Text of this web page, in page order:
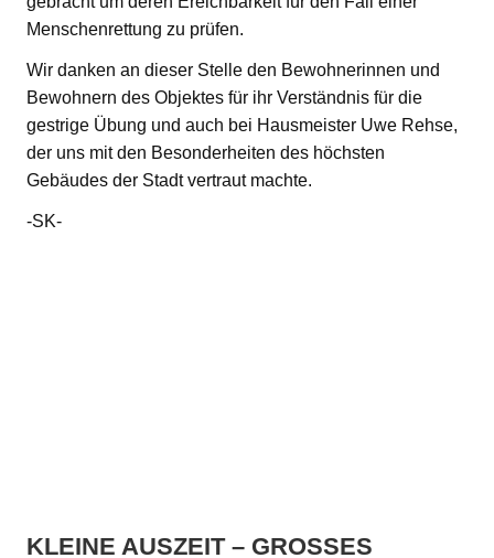
Menschenrettung zu prüfen.
Wir danken an dieser Stelle den Bewohnerinnen und
Bewohnern des Objektes für ihr Verständnis für die
gestrige Übung und auch bei Hausmeister Uwe Rehse,
der uns mit den Besonderheiten des höchsten
Gebäudes der Stadt vertraut machte.
-SK-
KLEINE AUSZEIT – GROSSES D